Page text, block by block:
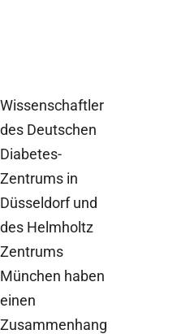
Wissenschaftler
des Deutschen
Diabetes-
Zentrums in
Düsseldorf und
des Helmholtz
Zentrums
München haben
einen
Zusammenhang